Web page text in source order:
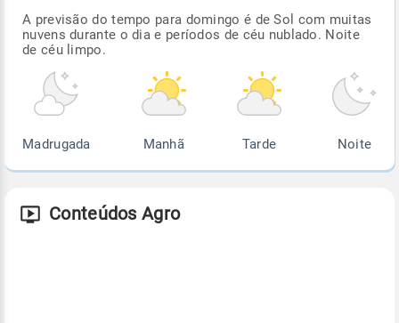
A previsão do tempo para domingo é de Sol com muitas
nuvens durante o dia e períodos de céu nublado. Noite
de céu limpo.
Madrugada Manhã Tarde Noite
Conteúdos Agro